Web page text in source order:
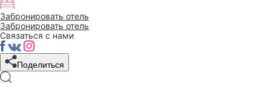
Забронировать отель
Забронировать отель
Связаться с нами
Поделиться